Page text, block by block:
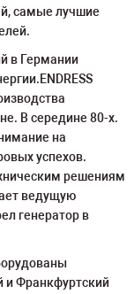
самые лучшие
в Германии
В середине 80-х.
на
успехов.
решениям
ведущую
генератор в
и Франкфуртский